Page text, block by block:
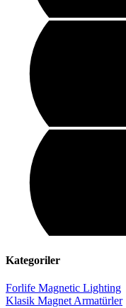
Kategoriler
Forlife Magnetic Lighting
Klasik Magnet Armatürler